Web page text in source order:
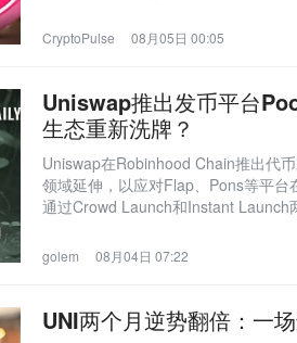
CryptoPulse 08月05日 00:05
Uniswap推出发币平台
生态重新洗牌？
Uniswap在Robinhood Chain推出代
领域延伸，以应对Flap、Pons等平
通过Crowd Launch和Instant Launch
golem 08月04日 07:22
UNI两个月逆势翻倍：一